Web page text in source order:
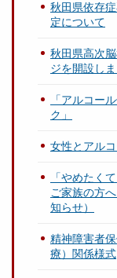
秋田県依存
定について
秋田県高次
ジを開設し
「アルコー
ク」
女性とアル
「やめたく
ご家族の方
知らせ）
精神障害者
療）関係様式